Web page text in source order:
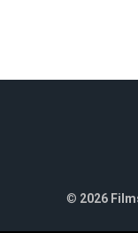
© 2026